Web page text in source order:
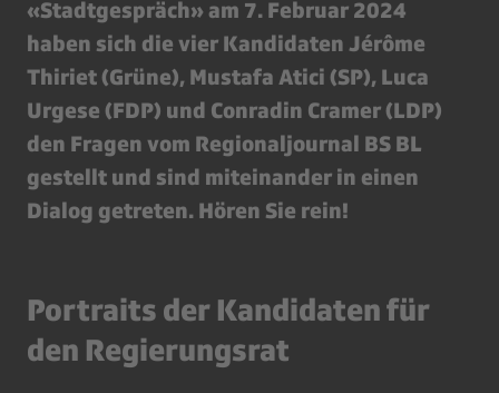
«Stadtgespräch» am 7. Februar 2024
haben sich die vier Kandidaten Jérôme
Thiriet (Grüne), Mustafa Atici (SP), Luca
Urgese (FDP) und Conradin Cramer (LDP)
den Fragen vom Regionaljournal BS BL
gestellt und sind miteinander in einen
Dialog getreten. Hören Sie rein!
Portraits der Kandidaten für
den Regierungsrat